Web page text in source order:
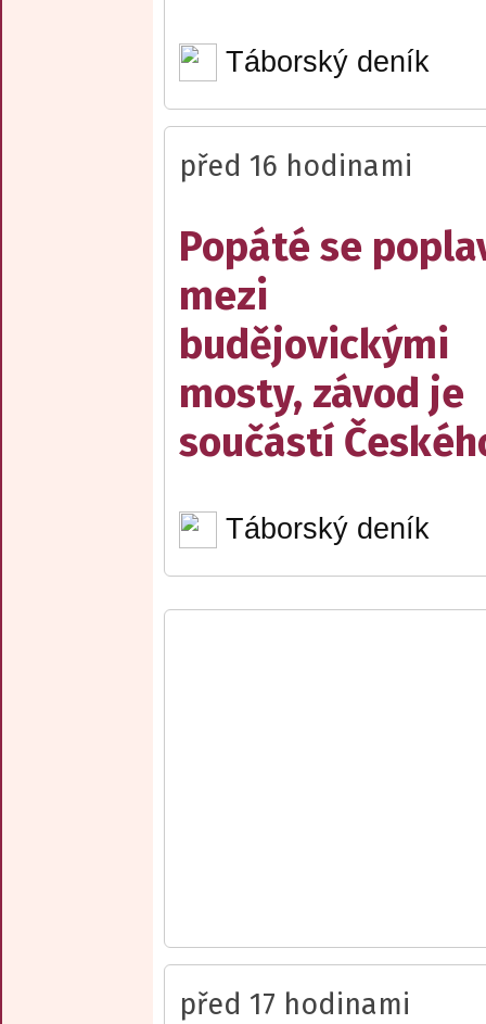
Táborský deník
před 16 hodinami
Popáté se
mezi
budějovickými
mosty, závod je
součástí
Táborský deník
před 17 hodinami